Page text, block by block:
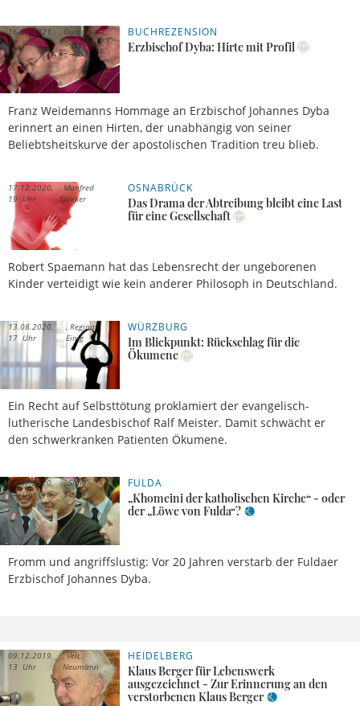
BUCHREZENSION
Erzbischof Dyba: Hirte mit Profil
Franz Weidemanns Hommage an Erzbischof Johannes Dyba
erinnert an einen Hirten, der unabhängig von seiner
Beliebtsheitskurve der apostolischen Tradition treu blieb.
16.05.2021,
17 Uhr
Guido
Rodheudt
OSNABRÜCK
Das Drama der Abtreibung bleibt eine Last
für eine Gesellschaft
Robert Spaemann hat das Lebensrecht der ungeborenen
Kinder verteidigt wie kein anderer Philosoph in Deutschland.
17.12.2020,
19 Uhr
Manfred
Spieker
WÜRZBURG
Im Blickpunkt: Rückschlag für die
Ökumene
Ein Recht auf Selbsttötung proklamiert der evangelisch-
lutherische Landesbischof Ralf Meister. Damit schwächt er
den schwerkranken Patienten Ökumene.
13.08.2020,
17 Uhr
Regina
Einig
FULDA
„Khomeini der katholischen Kirche“ - oder
der „Löwe von Fulda“?
Fromm und angriffslustig: Vor 20 Jahren verstarb der Fuldaer
Erzbischof Johannes Dyba.
23.07.2020,
14 Uhr
Simon
Kajan
HEIDELBERG
Klaus Berger für Lebenswerk
ausgezeichnet - Zur Erinnerung an den
verstorbenen Klaus Berger
09.12.2019,
13 Uhr
Veit
Neumann